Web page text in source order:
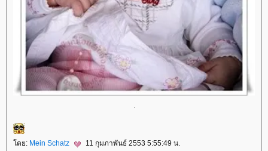
.
ดย: Mein Schatz 11 กุมภาพันธ์ 2553 5:55:49 น.